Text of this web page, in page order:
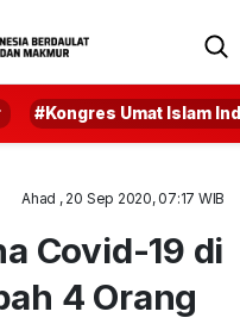
#Kongres Umat Islam
Ahad , 20 Sep 2020, 07:17 WIB
Covid-19 di
4 Orang